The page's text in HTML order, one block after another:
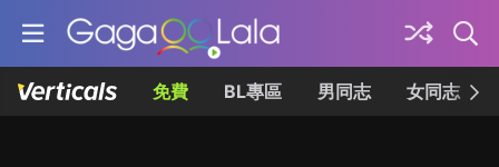
免費 BL專區 男同志 女同志